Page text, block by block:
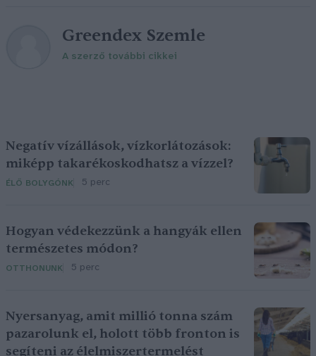
Greendex Szemle
A szerző további cikkei
Negatív vízállások, vízkorlátozások:
miképp takarékoskodhatsz a vízzel?
ÉLŐ BOLYGÓNK 5 perc
Hogyan védekezzünk a hangyák ellen
természetes módon?
OTTHONUNK 5 perc
Nyersanyag, amit millió tonna szám
pazarolunk el, holott több fronton is
segíteni az élelmiszertermelést